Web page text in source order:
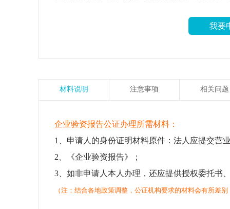
我要
材料说明 注意事项 相关问题
企业验资报告公证办理所需材料：
1、申请人的身份证明材料原件：法人应提交营
2、《企业验资报告》；
3、如非申请人本人办理，还应提供授权委托书
（注：结合各地政策调整，公证机构要求的材料会有所差